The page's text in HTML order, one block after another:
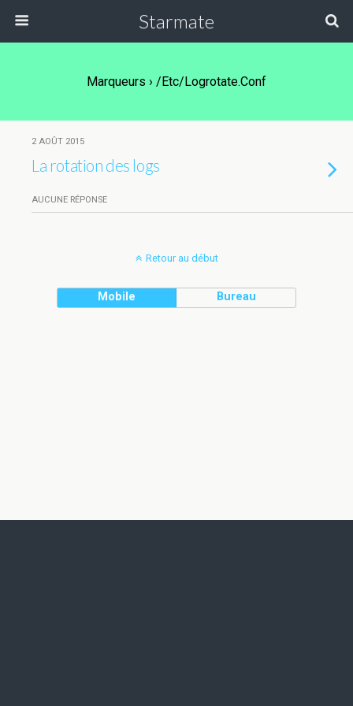
Starmate
Marqueurs › /etc/logrotate.conf
2 AOÛT 2015
La rotation des logs
AUCUNE RÉPONSE
Retour au début
Mobile Bureau